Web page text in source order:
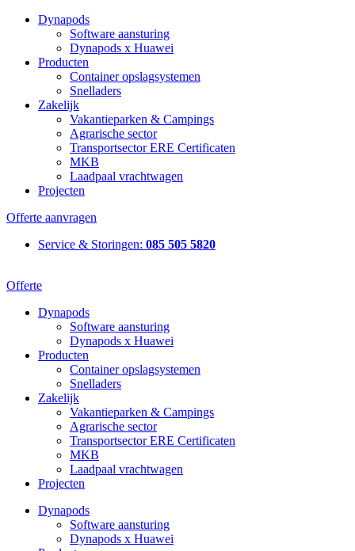
Dynapods
Software aansturing
Dynapods x Huawei
Producten
Container opslagsystemen
Snelladers
Zakelijk
Vakantieparken & Campings
Agrarische sector
Transportsector ERE Certificaten
MKB
Laadpaal vrachtwagen
Projecten
Offerte aanvragen
Service & Storingen: 085 505 5820
Offerte
Dynapods
Software aansturing
Dynapods x Huawei
Producten
Container opslagsystemen
Snelladers
Zakelijk
Vakantieparken & Campings
Agrarische sector
Transportsector ERE Certificaten
MKB
Laadpaal vrachtwagen
Projecten
Dynapods
Software aansturing
Dynapods x Huawei